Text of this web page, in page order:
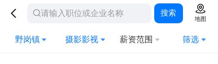
搜索
地图
野岗镇 摄影影视 薪资范围 筛选